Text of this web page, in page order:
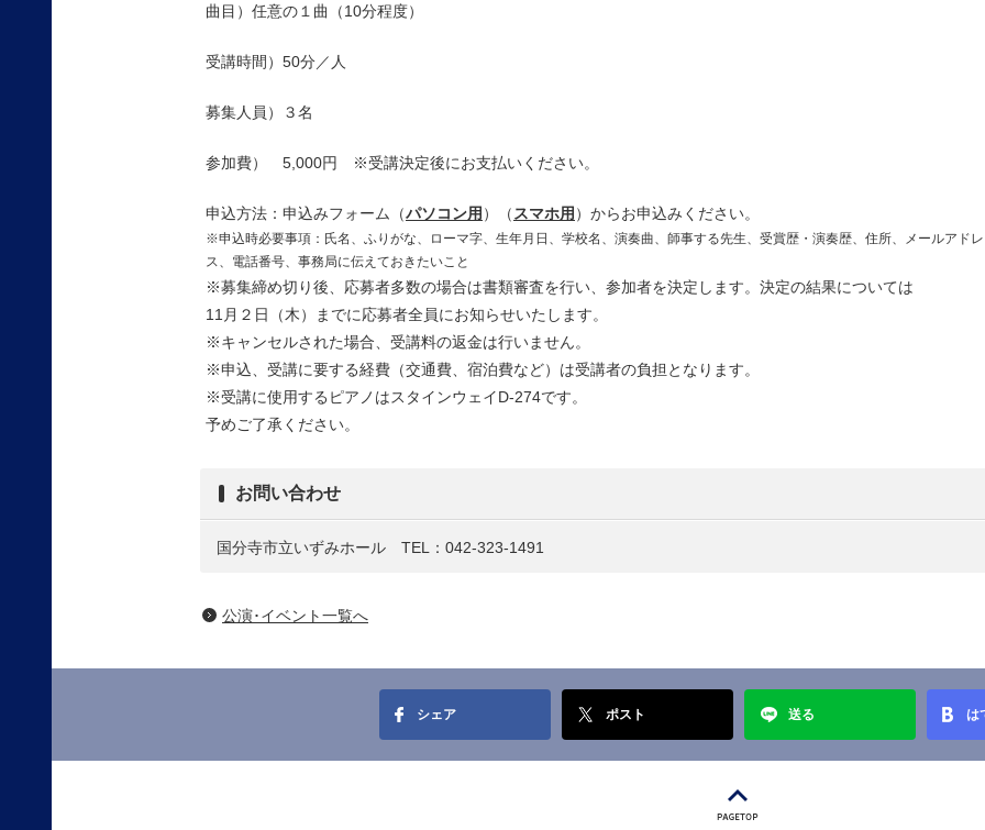
曲目）任意の１曲（10分程度）
受講時間）50分／人
募集人員）３名
参加費） 5,000円 ※受講決定後にお支払いください。
申込方法：申込みフォーム（パソコン用 ）（スマホ用 ）からお申込みください。
※申込時必要事項：氏名、ふりがな、ローマ字、生年月日、学校名、演奏曲、師事する先生、受賞歴・演奏歴、住所、メールアドレ
ス、電話番号、事務局に伝えておきたいこと
※募集締め切り後、応募者多数の場合は書類審査を行い、参加者を決定します。決定の結果については
11月２日（木）までに応募者全員にお知らせいたします。
※キャンセルされた場合、受講料の返金は行いません。
※申込、受講に要する経費（交通費、宿泊費など）は受講者の負担となります。
※受講に使用するピアノはスタインウェイD-274です。
予めご了承ください。
お問い合わせ
国分寺市立いずみホール TEL：042-323-1491
公演･イベント一覧へ
シェア ポスト 送る は